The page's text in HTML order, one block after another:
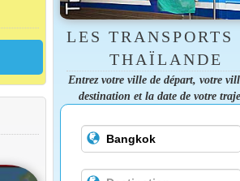
LES TRANSPORTS
THAÏLANDE
Entrez votre ville de départ, votre
destination et la date de votre